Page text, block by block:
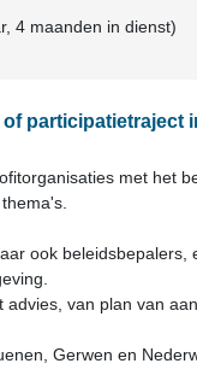
4 maanden in dienst)
participatietraject
met het
ook
advies, van plan van
Gerwen en